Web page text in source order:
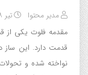
مدیر محتوا تیر ۲۸, ۱۴۰۴
مقدمه فلوت یکی از
قدمت دارد. این ساز
نواخته شده و